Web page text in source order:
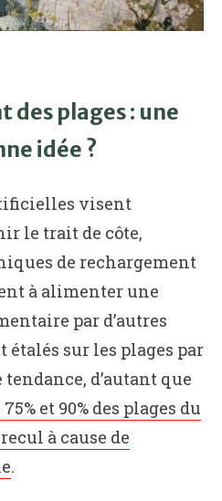
des plages : une
idée ?
visent
le trait de côte,
de rechargement
à alimenter une
par d’autres
étalés sur les plages par
d’autant que
et 90% des plages du
à cause de
.